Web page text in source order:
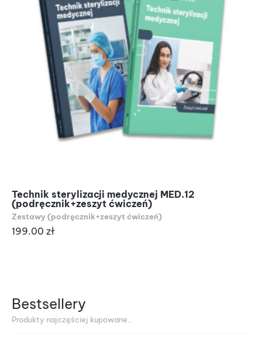
Technik sterylizacji medycznej MED.12
(podręcznik+zeszyt ćwiczeń)
Zestawy (podręcznik+zeszyt ćwiczeń)
199.00 zł
Bestsellery
Produkty najczęściej kupowane..